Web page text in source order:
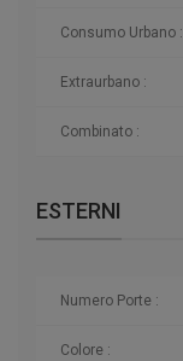
Consumo Urbano :
Extraurbano :
Combinato :
ESTERNI
Numero Porte :
Colore :